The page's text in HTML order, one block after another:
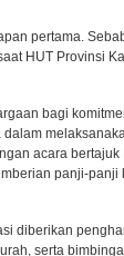
pertama.
HUT Provinsi
bagi
acara bertajuk
panji-panji
diberikan
serta